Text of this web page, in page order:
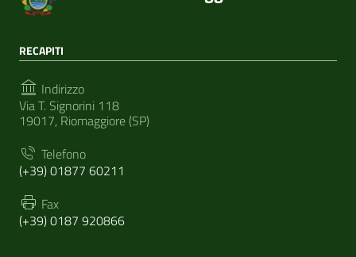
RECAPITI
Indirizzo
Via T. Signorini 118
19017, Riomaggiore (SP)
Telefono
(+39) 01877 60211
Fax
(+39) 0187 920866